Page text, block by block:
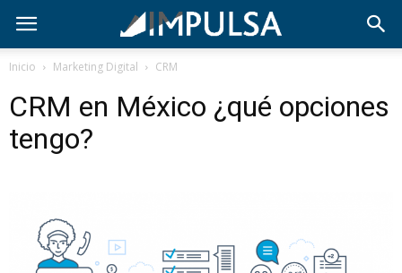
Inicio Marketing Digital CRM
CRM en México ¿qué opciones
tengo?